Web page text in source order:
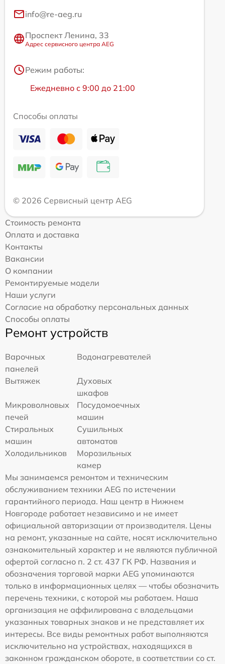
info@re-aeg.ru
Проспект Ленина, 33
Адрес сервисного центра AEG
Режим работы:
Ежедневно с 9:00 до 21:00
Способы оплаты
© 2026 Сервисный центр AEG
Стоимость ремонта
Оплата и доставка
Контакты
Вакансии
О компании
Ремонтируемые модели
Наши услуги
Согласие на обработку персональных данных
Способы оплаты
Ремонт устройств
Варочных
панелей
Водонагревателей
Вытяжек
Духовых
шкафов
Микроволновых
печей
Посудомоечных
машин
Стиральных
машин
Сушильных
автоматов
Холодильников
Морозильных
камер
Мы занимаемся ремонтом и техническим
обслуживанием техники AEG по истечении
гарантийного периода. Наш центр в Нижнем
Новгороде работает независимо и не имеет
официальной авторизации от производителя. Цены
на ремонт, указанные на сайте, носят исключительно
ознакомительный характер и не являются публичной
офертой согласно п. 2 ст. 437 ГК РФ. Названия и
обозначения торговой марки AEG упоминаются
только в информационных целях — чтобы обозначить
перечень техники, с которой мы работаем. Наша
организация не аффилирована с владельцами
указанных товарных знаков и не представляет их
интересы. Все виды ремонтных работ выполняются
исключительно на устройствах, находящихся в
законном гражданском обороте, в соответствии со ст.